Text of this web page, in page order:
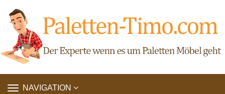
TOGGLE
NAVIGATION